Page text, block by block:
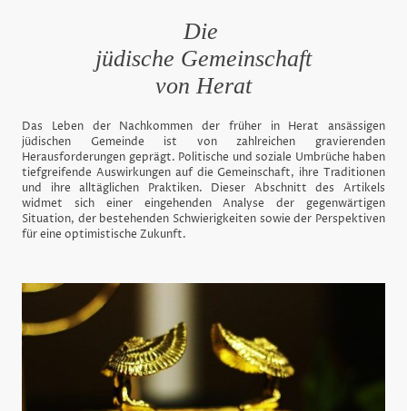
Die
jüdische Gemeinschaft
von Herat
Das Leben der Nachkommen der früher in Herat ansässigen
jüdischen Gemeinde ist von zahlreichen gravierenden
Herausforderungen geprägt. Politische und soziale Umbrüche haben
tiefgreifende Auswirkungen auf die Gemeinschaft, ihre Traditionen
und ihre alltäglichen Praktiken. Dieser Abschnitt des Artikels
widmet sich einer eingehenden Analyse der gegenwärtigen
Situation, der bestehenden Schwierigkeiten sowie der Perspektiven
für eine optimistische Zukunft.